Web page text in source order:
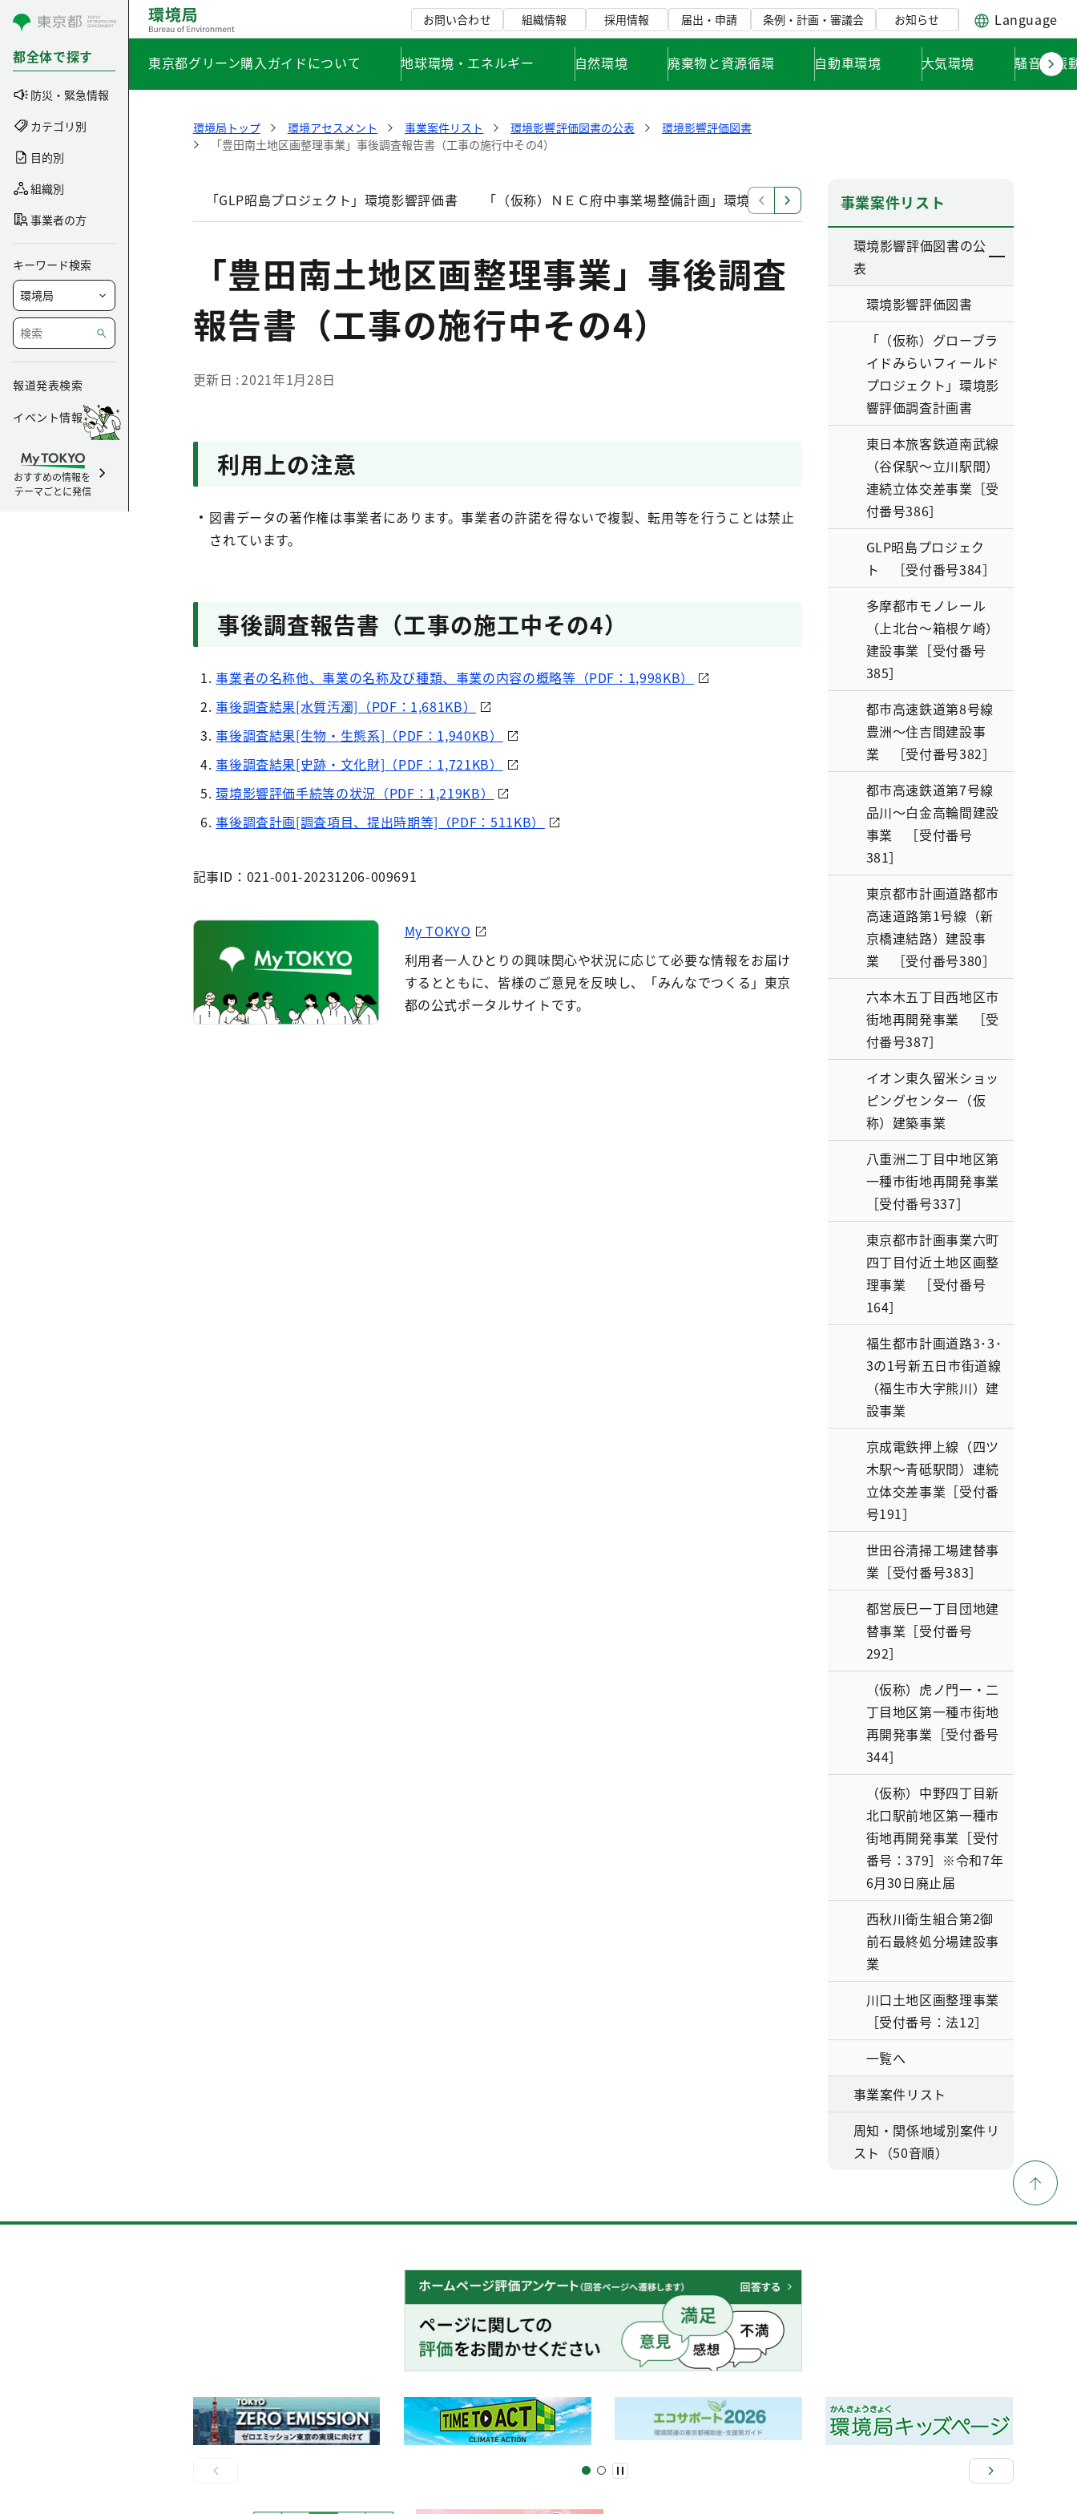
コンテンツにスキップ
都全体で探す
防災・緊急情報
カテゴリ別
目的別
組織別
事業者の方
キーワード検索
報道発表検索
イベント情報
おすすめの情報を
テーマごとに発信
お問い合わせ 組織情報 採用情報 届出・申請 条例・計画・審議会 お知らせ Language
東京都グリーン購入ガイドについて 地球環境・エネルギー 自然環境 廃棄物と資源循環 自動車環境 大気環境 騒音・振
環境局トップ 環境アセスメント 事業案件リスト 環境影響評価図書の公表
環境影響評価図書
「豊田南土地区画整理事業」事後調査報告書（工事の施行中その4）
「GLP昭島プロジェクト」環境影響評価書 「（仮称）ＮＥＣ府中事業場整備計画」環境影響評価調査計画書 「東日本旅客鉄道南武線（谷
「豊田南土地区画整理事業」事後調査
報告書（工事の施行中その4）
更新日 2021年1月28日
利用上の注意
図書データの著作権は事業者にあります。事業者の許諾を得ないで複製、転用等を行うことは禁止
されています。
事後調査報告書（工事の施工中その4）
事業者の名称他、事業の名称及び種類、事業の内容の概略等（PDF：1,998KB）
事後調査結果[水質汚濁]（PDF：1,681KB）
事後調査結果[生物・生態系]（PDF：1,940KB）
事後調査結果[史跡・文化財]（PDF：1,721KB）
環境影響評価手続等の状況（PDF：1,219KB）
事後調査計画[調査項目、提出時期等]（PDF：511KB）
記事ID：021-001-20231206-009691
My TOKYO
利用者一人ひとりの興味関心や状況に応じて必要な情報をお届け
するとともに、皆様のご意見を反映し、「みんなでつくる」東京
都の公式ポータルサイトです。
事業案件リスト
環境影響評価図書の公
表
環境影響評価図書
「（仮称）グローブラ
イドみらいフィールド
プロジェクト」環境影
響評価調査計画書
東日本旅客鉄道南武線
（谷保駅～立川駅間）
連続立体交差事業［受
付番号386］
GLP昭島プロジェク
ト ［受付番号384］
多摩都市モノレール
（上北台～箱根ケ崎）
建設事業［受付番号
385］
都市高速鉄道第8号線
豊洲～住吉間建設事
業 ［受付番号382］
都市高速鉄道第7号線
品川～白金高輪間建設
事業 ［受付番号
381］
東京都市計画道路都市
高速道路第1号線（新
京橋連結路）建設事
業 ［受付番号380］
六本木五丁目西地区市
街地再開発事業 ［受
付番号387］
イオン東久留米ショッ
ピングセンター（仮
称）建築事業
八重洲二丁目中地区第
一種市街地再開発事業
［受付番号337］
東京都市計画事業六町
四丁目付近土地区画整
理事業 ［受付番号
164］
福生都市計画道路3･3･
3の1号新五日市街道線
（福生市大字熊川）建
設事業
京成電鉄押上線（四ツ
木駅～青砥駅間）連続
立体交差事業［受付番
号191］
世田谷清掃工場建替事
業［受付番号383］
都営辰巳一丁目団地建
替事業［受付番号
292］
（仮称）虎ノ門一・二
丁目地区第一種市街地
再開発事業［受付番号
344］
（仮称）中野四丁目新
北口駅前地区第一種市
街地再開発事業［受付
番号：379］※令和7年
6月30日廃止届
西秋川衛生組合第2御
前石最終処分場建設事
業
川口土地区画整理事業
［受付番号：法12］
一覧へ
事業案件リスト
周知・関係地域別案件リ
スト（50音順）